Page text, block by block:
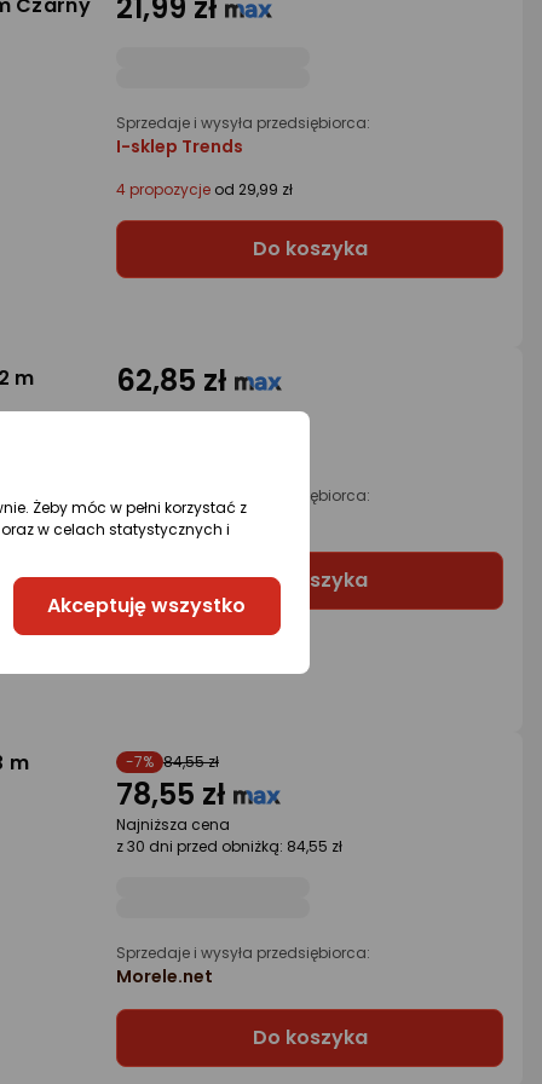
Sprzedaje i wysyła przedsiębiorca:
I-sklep Trends
4 propozycje od 29,99 zł
Do koszyka
m 62,85 zł
Sprzedaje i wysyła przedsiębiorca:
Morele.net
Do koszyka
m -7% 84,55 zł
78,55 zł
Najniższa cena
z 30 dni przed obniżką: 84,55 zł
Sprzedaje i wysyła przedsiębiorca:
Morele.net
Do koszyka
Żeby móc w pełni korzystać z
w celach statystycznych i
Akceptuję wszystko